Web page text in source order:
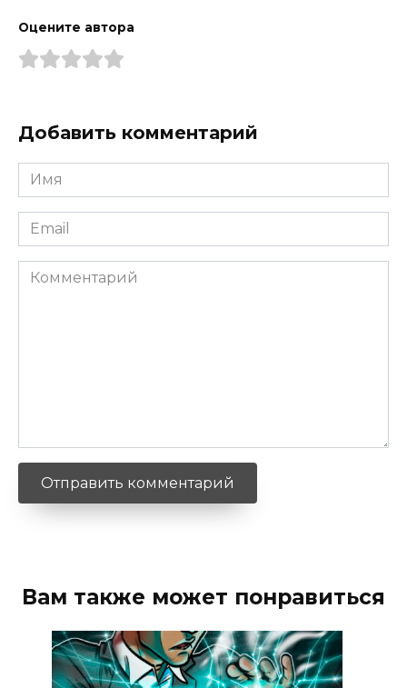
Оцените автора
Добавить комментарий
Имя
*
Email
*
Комментарий
Вам также может понравиться